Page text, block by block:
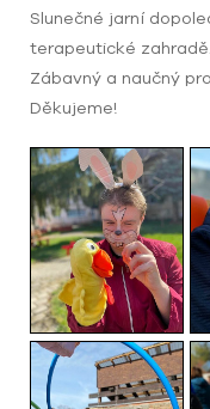
Slunečné jarní
terapeutické zahradě.
Zábavný a naučný
Děkujeme!